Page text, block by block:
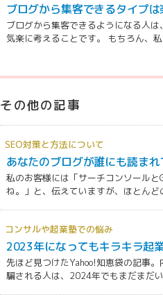
ブログから集客できるタイプ
ブログから集客できるようになる人
気楽に考えることです。 もちろん、
その他の記事
SEO対策と方法について
あなたのブログが誰にも読ま
私のお客様には「サーチコンソール
ね。」と、伝えていますが、ほとん
コンサルや起業塾での悩み
2023年になってもキラキラ起
先ほど見つけたYahoo!知恵袋の記事
騙される人は、2024年でもまだまだ